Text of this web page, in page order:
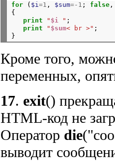
for ( $i =1 , $sum=-1 ; false
{
print
" $i " ;
print
" $sum< br >" ;
Кроме того,
переменных,
17. exit()
HTML-код не
Оператор die
выводит